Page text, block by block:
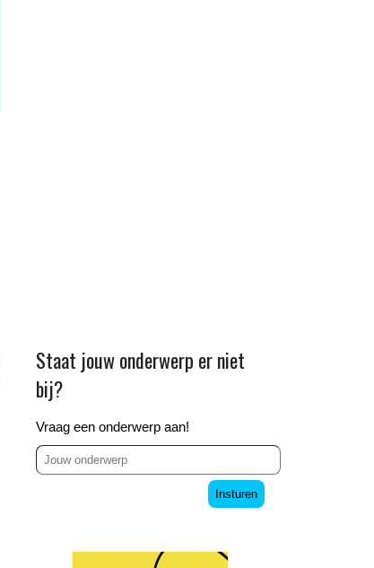
Staat jouw onderwerp er niet
bij?
Vraag een onderwerp aan!
Insturen